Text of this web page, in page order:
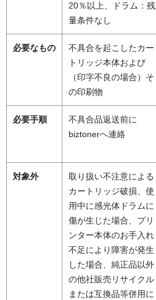
20％以上、ドラム：残
量条件なし
必要なもの
不具合を起こしたカー
トリッジ本体および
（印字不良の場合）そ
の印刷物
必要手順
不具合品返送前に
biztonerへ連絡
対象外
取り扱い不注意による
カートリッジ破損、使
用中に感光体ドラムに
傷が生じた場合、プリ
ンター本体のお手入れ
不足により障害が発生
した場合、純正品以外
の他社販売リサイクル
または互換品等併用に